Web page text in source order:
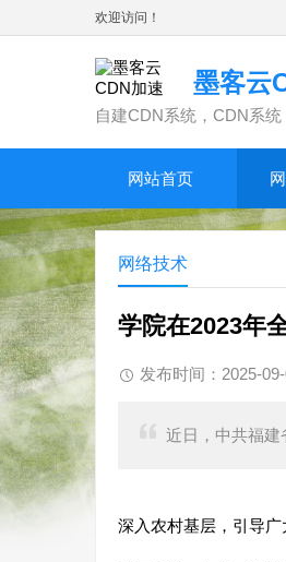
欢迎访问！
墨客云
自建CDN系统，CDN系
网站首页
网络技术
学院在2023年
发布时间：2025-
近日，中共福建
深入农村基层，引导广